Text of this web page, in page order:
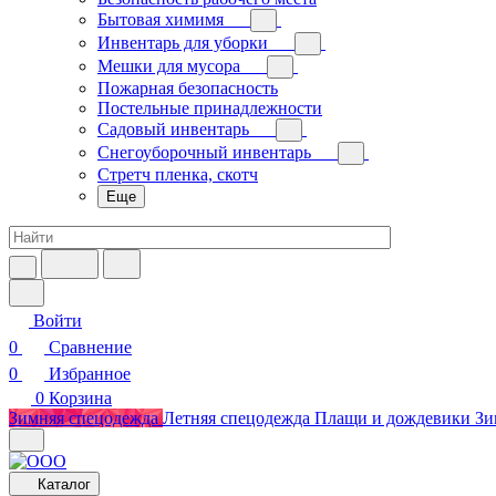
Бытовая химимя
Инвентарь для уборки
Мешки для мусора
Пожарная безопасность
Постельные принадлежности
Садовый инвентарь
Снегоуборочный инвентарь
Стретч пленка, скотч
Еще
Войти
0
Сравнение
0
Избранное
0 Корзина
Зимняя спецодежда Летняя спецодежда Плащи и дождевики
Каталог